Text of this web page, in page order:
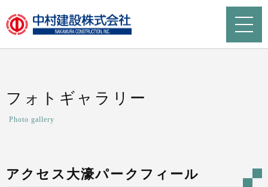
フォトギャラリー
Photo gallery
アクセス大濠パークフィール